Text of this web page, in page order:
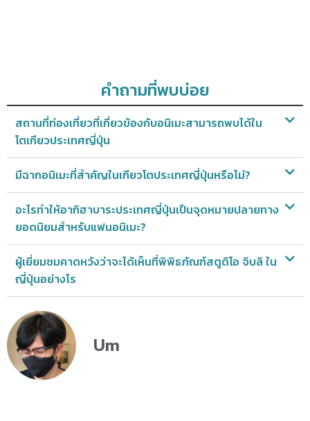
คำถามที่พบบ่อย
สถานที่ท่องเที่ยวที่เกี่ยวข้องกับอนิเมะสามารถพบได้ใน
โตเกียวประเทศญี่ปุ่น
มีฉากอนิเมะที่สำคัญในเกียวโตประเทศญี่ปุ่นหรือไม่?
อะไรทำให้อากิฮาบาระประเทศญี่ปุ่นเป็นจุดหมายปลายทาง
ยอดนิยมสำหรับแฟนอนิเมะ?
ผู้เยี่ยมชมคาดหวังว่าจะได้เห็นที่พิพิธภัณฑ์สตูดิโอ จิบลิ ใน
ญี่ปุ่นอย่างไร
Um